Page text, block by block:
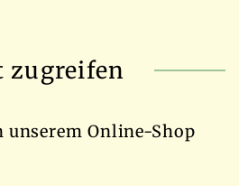
zugreifen
unserem Online-Shop